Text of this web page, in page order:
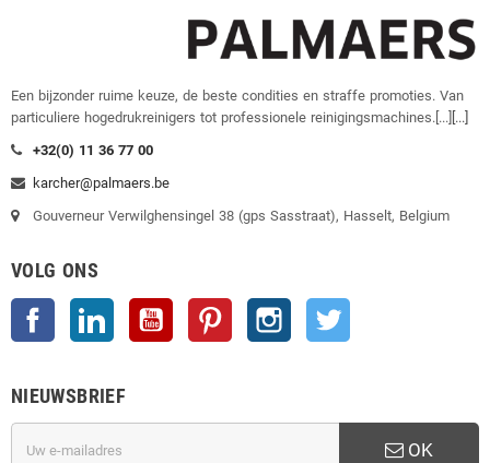
Een bijzonder ruime keuze, de beste condities en straffe promoties. Van
particuliere hogedrukreinigers tot professionele reinigingsmachines.[...] [...]
+32(0) 11 36 77 00
karcher@palmaers.be
Gouverneur Verwilghensingel 38 (gps Sasstraat), Hasselt, Belgium
VOLG ONS
Facebook LinkedIn YouTube Pinterest Instagram
NIEUWSBRIEF
OK